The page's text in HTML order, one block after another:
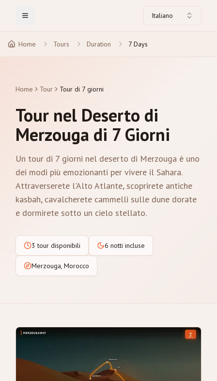
Toggle Menu Italiano
Home Tours Duration 7 Days
Home Tour Tour di 7 giorni
Tour nel Deserto di
Merzouga di 7 Giorni
Un tour di 7 giorni nel deserto di Merzouga è uno
dei modi più emozionanti per vivere il Sahara.
Attraverserete l'Alto Atlante, scoprirete antiche
kasbah, cavalcherete cammelli sulle dune dorate
e dormirete sotto un cielo stellato.
3 tour disponibili 6 notti incluse
Merzouga, Morocco